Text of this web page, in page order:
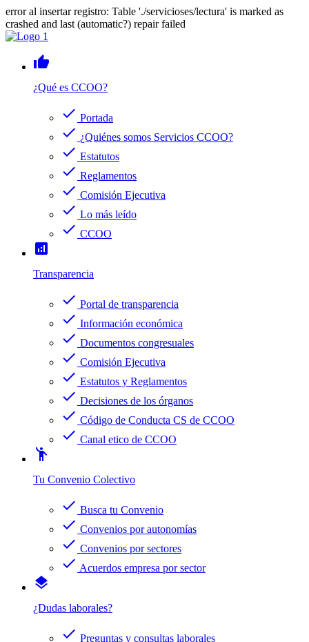
error al insertar registro: Table './servicioses/lectura' is marked as
crashed and last (automatic?) repair failed
thumb_up
¿Qué es CCOO?
check Portada
check ¿Quiénes somos Servicios CCOO?
check Estatutos
check Reglamentos
check Comisión Ejecutiva
check Lo más leído
check CCOO
analytics
Transparencia
check Portal de transparencia
check Información económica
check Documentos congresuales
check Comisión Ejecutiva
check Estatutos y Reglamentos
check Decisiones de los órganos
check Código de Conducta CS de CCOO
check Canal etico de CCOO
emoji_people
Tu Convenio Colectivo
check Busca tu Convenio
check Convenios por autonomías
check Convenios por sectores
check Acuerdos empresa por sector
layers
¿Dudas laborales?
check Preguntas y consultas laborales